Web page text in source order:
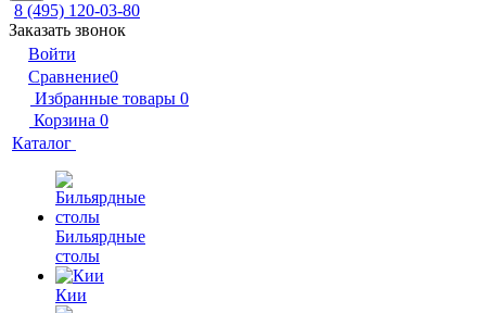
8 (495) 120-03-80
Заказать звонок
Войти
Сравнение0
Избранные товары 0
Корзина 0
Каталог
Бильярдные
столы
Кии